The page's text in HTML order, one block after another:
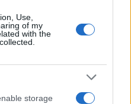
Use,
of my
with the
storage